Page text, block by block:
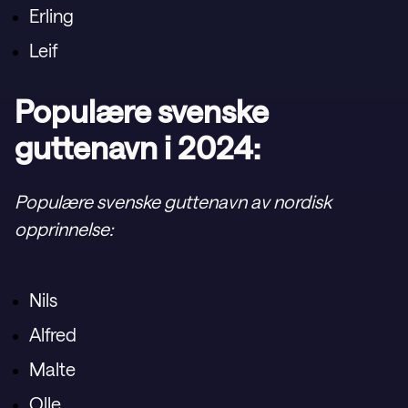
Erling
Leif
Populære svenske
guttenavn i 2024:
Populære svenske guttenavn av nordisk
opprinnelse:
Nils
Alfred
Malte
Olle